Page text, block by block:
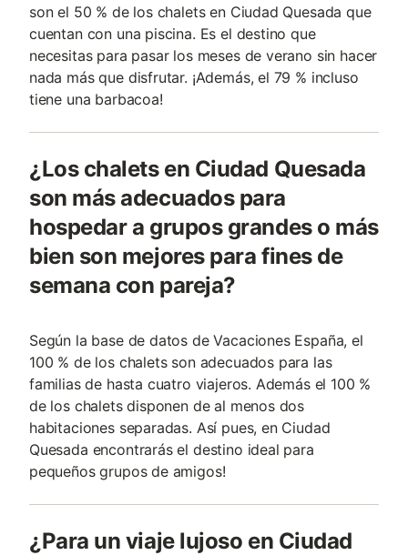
son el 50 % de los chalets en Ciudad Quesada que
cuentan con una piscina. Es el destino que
necesitas para pasar los meses de verano sin hacer
nada más que disfrutar. ¡Además, el 79 % incluso
tiene una barbacoa!
¿Los chalets en Ciudad Quesada
son más adecuados para
hospedar a grupos grandes o más
bien son mejores para fines de
semana con pareja?
Según la base de datos de Vacaciones España, el
100 % de los chalets son adecuados para las
familias de hasta cuatro viajeros. Además el 100 %
de los chalets disponen de al menos dos
habitaciones separadas. Así pues, en Ciudad
Quesada encontrarás el destino ideal para
pequeños grupos de amigos!
¿Para un viaje lujoso en Ciudad